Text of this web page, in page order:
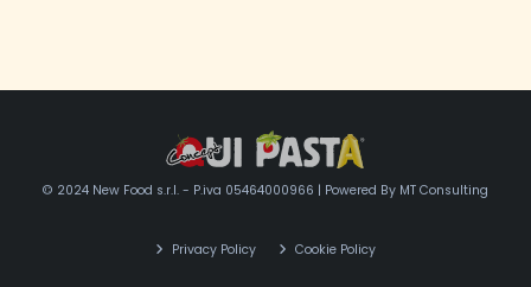
© 2024 New Food s.r.l. - P.iva 05464000966 | Powered By MT Consulting
Privacy Policy Cookie Policy